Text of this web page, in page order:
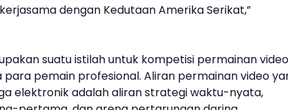
dengan Kedutaan Amerika Serikat,”
suatu istilah untuk kompetisi permainan video
pemain profesional. Aliran permainan video
elektronik adalah aliran strategi waktu-nyata,